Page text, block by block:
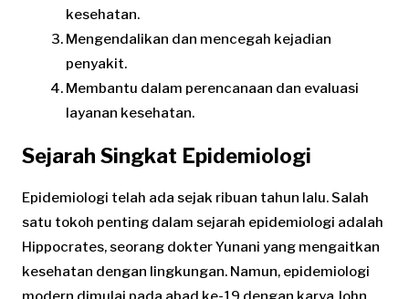
kesehatan.
Mengendalikan dan mencegah kejadian
penyakit.
Membantu dalam perencanaan dan evaluasi
layanan kesehatan.
Sejarah Singkat Epidemiologi
Epidemiologi telah ada sejak ribuan tahun lalu. Salah
satu tokoh penting dalam sejarah epidemiologi adalah
Hippocrates, seorang dokter Yunani yang mengaitkan
kesehatan dengan lingkungan. Namun, epidemiologi